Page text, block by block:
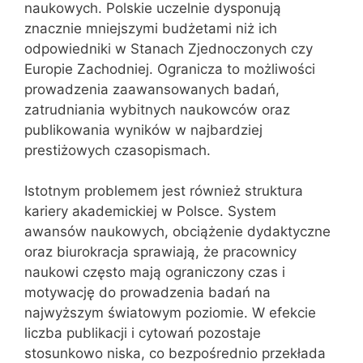
naukowych. Polskie uczelnie dysponują
znacznie mniejszymi budżetami niż ich
odpowiedniki w Stanach Zjednoczonych czy
Europie Zachodniej. Ogranicza to możliwości
prowadzenia zaawansowanych badań,
zatrudniania wybitnych naukowców oraz
publikowania wyników w najbardziej
prestiżowych czasopismach.
Istotnym problemem jest również struktura
kariery akademickiej w Polsce. System
awansów naukowych, obciążenie dydaktyczne
oraz biurokracja sprawiają, że pracownicy
naukowi często mają ograniczony czas i
motywację do prowadzenia badań na
najwyższym światowym poziomie. W efekcie
liczba publikacji i cytowań pozostaje
stosunkowo niska, co bezpośrednio przekłada